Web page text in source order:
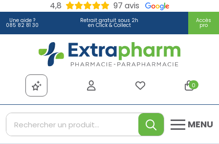
4,8 97 avis
Une aide ?
085 82 81 30
Retrait gratuit sous 2h
en Click & Collect
Accès
pro
Extrapharm Votre
0
MENU